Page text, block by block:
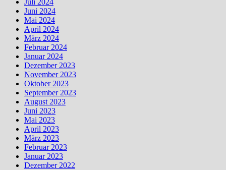
Juli 2024
Juni 2024
Mai 2024
April 2024
März 2024
Februar 2024
Januar 2024
Dezember 2023
November 2023
Oktober 2023
September 2023
August 2023
Juni 2023
Mai 2023
April 2023
März 2023
Februar 2023
Januar 2023
Dezember 2022